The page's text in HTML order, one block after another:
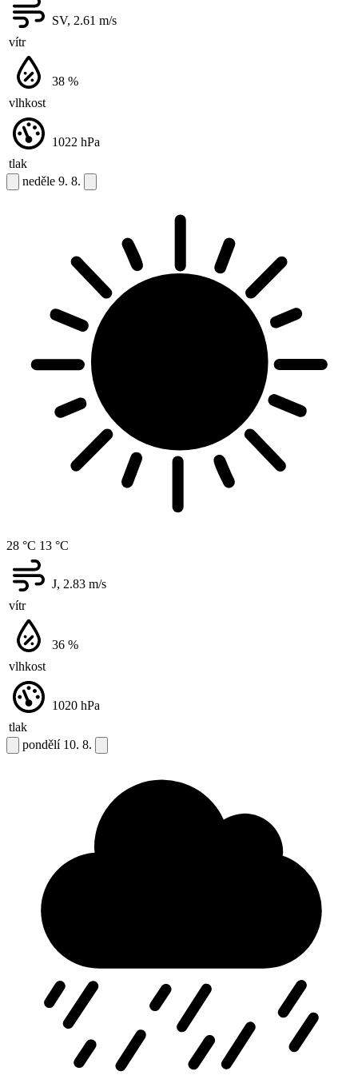
vítr
SV, 2.61 m/s
vlhkost
38 %
tlak
1022 hPa
neděle 9. 8.
28 °C 13 °C
vítr
J, 2.83 m/s
vlhkost
36 %
tlak
1020 hPa
pondělí 10. 8.